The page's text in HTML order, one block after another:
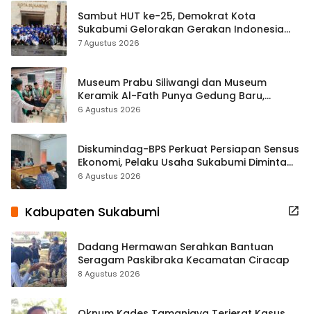
Sambut HUT ke-25, Demokrat Kota
Sukabumi Gelorakan Gerakan Indonesia
ASRI Lewat Aksi Bersih Masjid Agung
7 Agustus 2026
Museum Prabu Siliwangi dan Museum
Keramik Al-Fath Punya Gedung Baru,
Hampir 500 Koleksi Dipisahkan
6 Agustus 2026
Diskumindag-BPS Perkuat Persiapan Sensus
Ekonomi, Pelaku Usaha Sukabumi Diminta
Terbuka Beri Data
6 Agustus 2026
Kabupaten Sukabumi
Dadang Hermawan Serahkan Bantuan
Seragam Paskibraka Kecamatan Ciracap
8 Agustus 2026